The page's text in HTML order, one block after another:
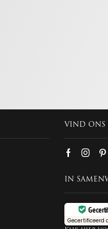
VIND ONS
IN
Gecertificeerd